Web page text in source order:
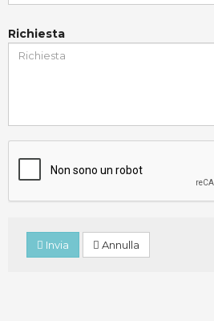
Richiesta
Invia Annulla